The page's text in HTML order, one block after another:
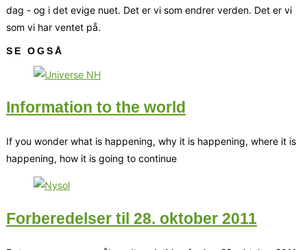
dag - og i det evige nuet. Det er vi som endrer verden. Det er vi
som vi har ventet på.
SE OGSÅ
Information to the world
If you wonder what is happening, why it is happening, where it is
happening, how it is going to continue
Forberedelser til 28. oktober 2011